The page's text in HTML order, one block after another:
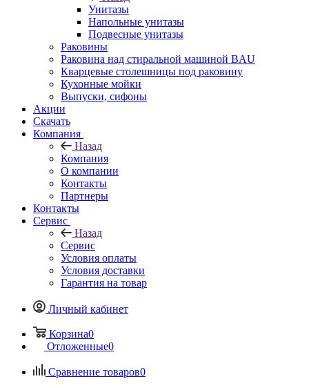
Унитазы
Напольные унитазы
Подвесные унитазы
Раковины
Раковина над стиральной машиной BAU
Кварцевые столешницы под раковину
Кухонные мойки
Выпуски, сифоны
Акции
Скачать
Компания
Назад
Компания
О компании
Контакты
Партнеры
Контакты
Сервис
Назад
Сервис
Условия оплаты
Условия доставки
Гарантия на товар
Личный кабинет
Корзина0
Отложенные0
Сравнение товаров0